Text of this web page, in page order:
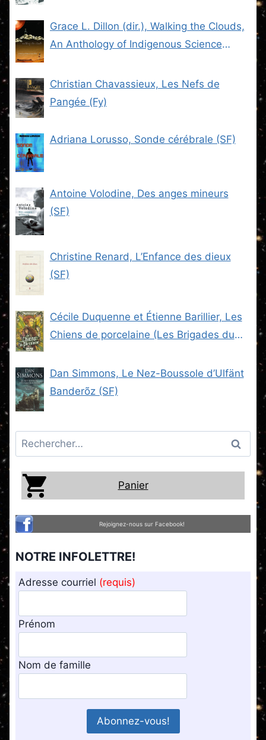
Grace L. Dillon (dir.), Walking the Clouds,
An Anthology of Indigenous Science
Christian Chavassieux, Les Nefs de
Pangée (Fy)
Adriana Lorusso, Sonde cérébrale (SF)
Antoine Volodine, Des anges mineurs
(SF)
Christine Renard, L’Enfance des dieux
(SF)
Cécile Duquenne et Étienne Barillier, Les
Chiens de porcelaine (Les Brigades du
Dan Simmons, Le Nez-Boussole d’Ulfänt
Banderõz (SF)
Rechercher :
Panier
Rejoignez-nous sur Facebook!
NOTRE INFOLETTRE!
Adresse courriel (requis)
Prénom
Nom de famille